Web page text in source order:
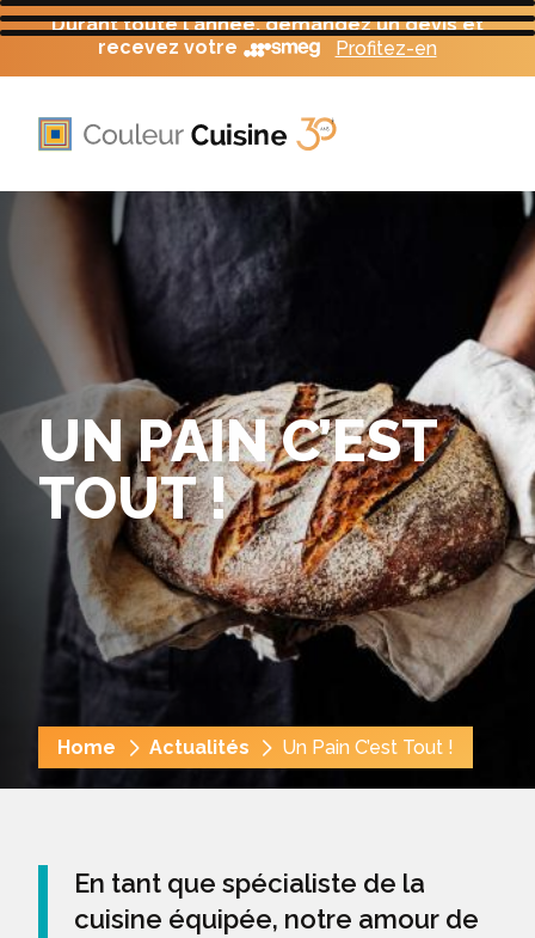
Durant toute l'année, demandez un devis et
recevez votre
Profitez-en
Fil
d'Ariane
Home Actualités Un Pain C’est Tout !
UN PAIN C’EST
TOUT !
En tant que spécialiste de la
cuisine équipée, notre amour de